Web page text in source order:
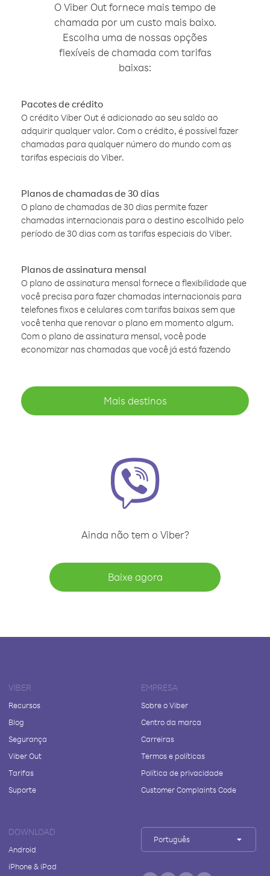
O Viber Out fornece mais tempo de
chamada por um custo mais baixo.
Escolha uma de nossas opções
flexíveis de chamada com tarifas
baixas:
Pacotes de crédito
O crédito Viber Out é adicionado ao seu saldo ao
adquirir qualquer valor. Com o crédito, é possível fazer
chamadas para qualquer número do mundo com as
tarifas especiais do Viber.
Planos de chamadas de 30 dias
O plano de chamadas de 30 dias permite fazer
chamadas internacionais para o destino escolhido pelo
período de 30 dias com as tarifas especiais do Viber.
Planos de assinatura mensal
O plano de assinatura mensal fornece a flexibilidade que
você precisa para fazer chamadas internacionais para
telefones fixos e celulares com tarifas baixas sem que
você tenha que renovar o plano em momento algum.
Com o plano de assinatura mensal, você pode
economizar nas chamadas que você já está fazendo
Mais destinos
Ainda não tem o Viber?
Baixe agora
VIBER
Recursos
Blog
Segurança
Viber Out
Tarifas
Suporte
EMPRESA
Sobre o Viber
Centro da marca
Carreiras
Termos e políticas
Política de privacidade
Customer Complaints Code
DOWNLOAD
Android
iPhone & iPad
Português